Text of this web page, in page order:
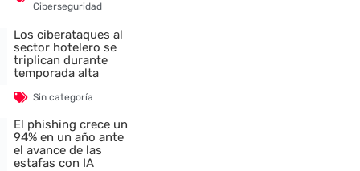
Ciberseguridad
Los ciberataques al
sector hotelero se
triplican durante
temporada alta
Sin categoría
El phishing crece un
94% en un año ante
el avance de las
estafas con IA